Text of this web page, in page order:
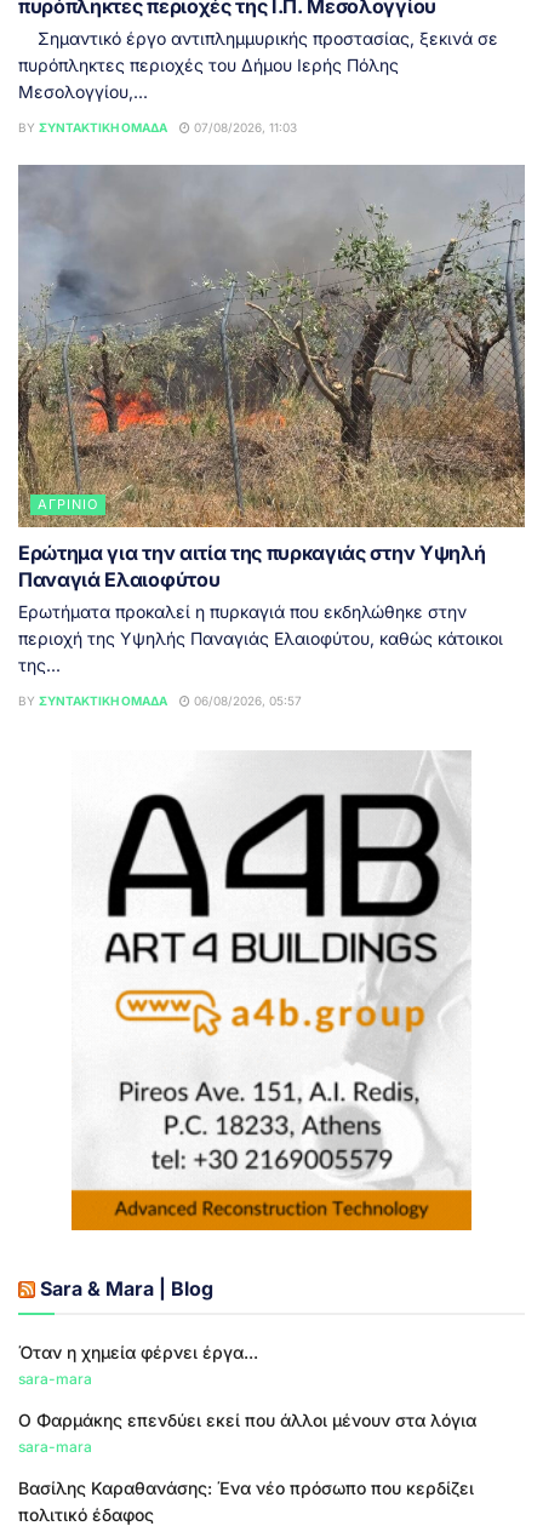
πυρόπληκτες περιοχές της Ι.Π. Μεσολογγίου
Σημαντικό έργο αντιπλημμυρικής προστασίας, ξεκινά σε
πυρόπληκτες περιοχές του Δήμου Ιερής Πόλης
Μεσολογγίου,...
BY ΣΥΝΤΑΚΤΙΚΉ ΟΜΆΔΑ 07/08/2026, 11:03
ΑΓΡΊΝΙΟ
Ερώτημα για την αιτία της πυρκαγιάς στην Υψηλή
Παναγιά Ελαιοφύτου
Ερωτήματα προκαλεί η πυρκαγιά που εκδηλώθηκε στην
περιοχή της Υψηλής Παναγιάς Ελαιοφύτου, καθώς κάτοικοι
της...
BY ΣΥΝΤΑΚΤΙΚΉ ΟΜΆΔΑ 06/08/2026, 05:57
Sara & Mara | Blog
Όταν η χημεία φέρνει έργα...
sara-mara
Ο Φαρμάκης επενδύει εκεί που άλλοι μένουν στα λόγια
sara-mara
Βασίλης Καραθανάσης: Ένα νέο πρόσωπο που κερδίζει
πολιτικό έδαφος